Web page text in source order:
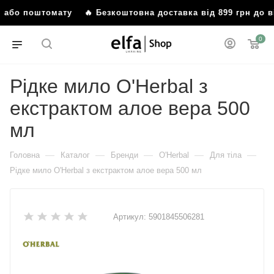
або поштомату 🔥 Безкоштовна доставка від 899 грн до
0
Рідке мило O'Herbal з
екстрактом алое вера 500
мл
Головна — Каталог — Бренди — O'Herbal — Для тіла —
Рідке мило O'Herbal з екстрактом алое вера 500 мл
Артикул: 5901845506281